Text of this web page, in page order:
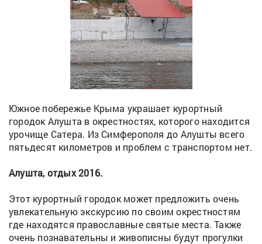
Южное побережье Крыма украшает курортный
городок Алушта в окрестностях, которого находится
урочище Сатера. Из Симферополя до Алушты всего
пятьдесят километров и проблем с транспортом нет.
Алушта, отдых 2016.
Этот курортный городок может предложить очень
увлекательную экскурсию по своим окрестностям
где находятся православные святые места. Также
очень познавательны и живописны будут прогулки